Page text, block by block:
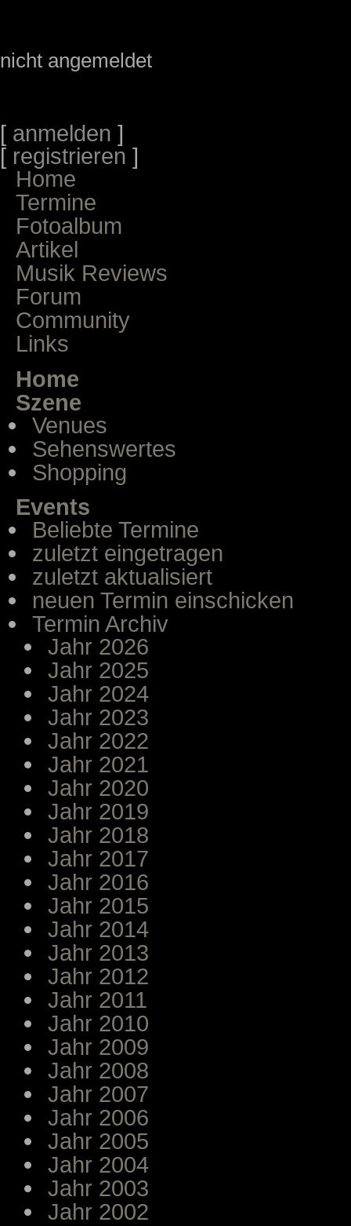
nicht angemeldet
[ anmelden ]
[ registrieren ]
Home
Termine
Fotoalbum
Artikel
Musik Reviews
Forum
Community
Links
Home
Szene
Venues
Sehenswertes
Shopping
Events
Beliebte Termine
zuletzt eingetragen
zuletzt aktualisiert
neuen Termin einschicken
Termin Archiv
Jahr 2026
Jahr 2025
Jahr 2024
Jahr 2023
Jahr 2022
Jahr 2021
Jahr 2020
Jahr 2019
Jahr 2018
Jahr 2017
Jahr 2016
Jahr 2015
Jahr 2014
Jahr 2013
Jahr 2012
Jahr 2011
Jahr 2010
Jahr 2009
Jahr 2008
Jahr 2007
Jahr 2006
Jahr 2005
Jahr 2004
Jahr 2003
Jahr 2002